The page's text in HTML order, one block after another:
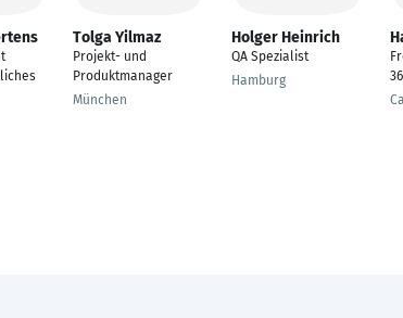
Tolga Yilmaz
Projekt- und
Produktmanager
München
Holger Heinrich
QA Spezialist
Hamburg